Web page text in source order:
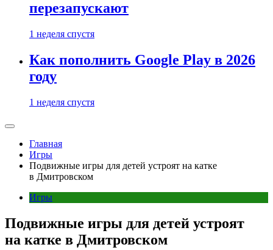
перезапускают
1 неделя спустя
Как пополнить Google Play в 2026
году
1 неделя спустя
Главная
Игры
Подвижные игры для детей устроят на катке
в Дмитровском
Игры
Подвижные игры для детей устроят
на катке в Дмитровском